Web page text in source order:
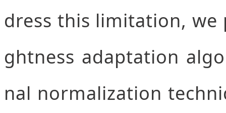
dress this limitation, we
ghtness adaptation
nal normalization